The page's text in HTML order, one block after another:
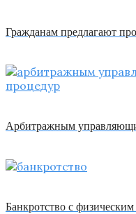
Гражданам предлагают
Арбитражным
Банкротство с